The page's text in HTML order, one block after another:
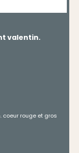
valentin.
coeur rouge et gros